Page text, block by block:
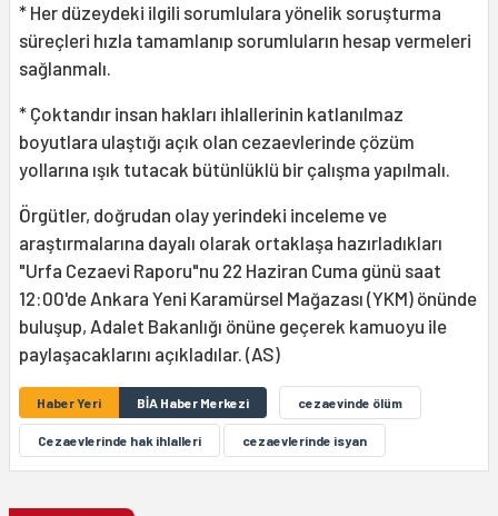
* Her düzeydeki ilgili sorumlulara yönelik soruşturma
süreçleri hızla tamamlanıp sorumluların hesap vermeleri
sağlanmalı.
* Çoktandır insan hakları ihlallerinin katlanılmaz
boyutlara ulaştığı açık olan cezaevlerinde çözüm
yollarına ışık tutacak bütünlüklü bir çalışma yapılmalı.
Örgütler, doğrudan olay yerindeki inceleme ve
araştırmalarına dayalı olarak ortaklaşa hazırladıkları
"Urfa Cezaevi Raporu"nu 22 Haziran Cuma günü saat
12:00'de Ankara Yeni Karamürsel Mağazası (YKM) önünde
buluşup, Adalet Bakanlığı önüne geçerek kamuoyu ile
paylaşacaklarını açıkladılar. (AS)
Haber Yeri BİA Haber Merkezi cezaevinde ölüm
Cezaevlerinde hak ihlalleri cezaevlerinde isyan